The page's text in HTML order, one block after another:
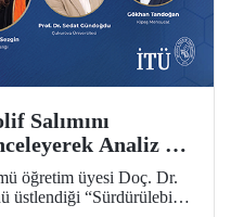
Salımını
Analiz ve
Projeye
öğretim üyesi Doç. Dr.
üstlendiği “Sürdürülebilir